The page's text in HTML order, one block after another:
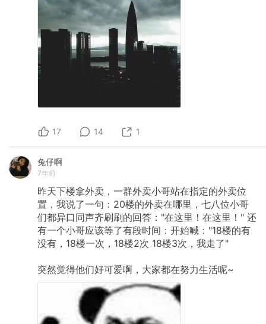
17 14 1
兔仔啊
7年前
昨天下楼拿外卖，一群外卖小哥站在指定的外卖位
置，我说了一句：20楼的外卖在哪里，七八位小哥
们都异口同声齐刷刷的回答："在这里！在这里！" 还
有一个小哥应该等了有段时间：开始喊："18楼的有
没有，18楼一次，18楼2次 18楼3次，我走了"
突然觉得他们好可爱啊，大家都在努力生活呢~